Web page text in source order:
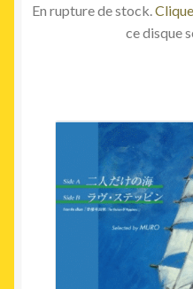
En rupture de stock.
ce disque